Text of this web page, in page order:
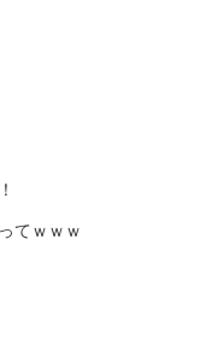
てｗｗｗ